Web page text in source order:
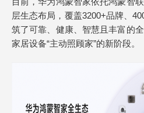
层生态布局，覆盖3200+品牌、
筑了可靠、健康、智慧且丰富的
家居设备“主动照顾家”的新阶段。